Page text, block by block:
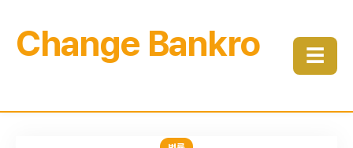
Change Bankro ☰